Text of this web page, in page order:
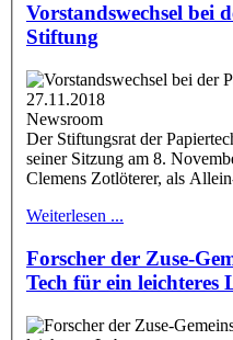
Vorstandswechsel bei
Stiftung
27.11.2018
Newsroom
Der Stiftungsrat der
seiner Sitzung am 8.
Clemens Zotlöterer, als
Weiterlesen ...
Forscher der Zuse-
Tech für ein leichteres